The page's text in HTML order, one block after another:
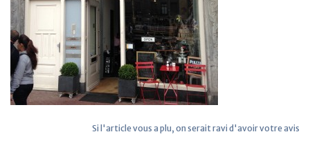
Si l'article vous a plu, on serait ravi d'avoir votre avis